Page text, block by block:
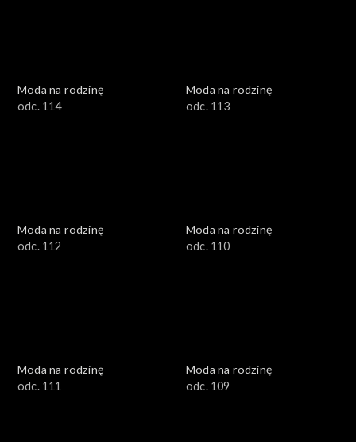
Moda na rodzinę
odc. 114
Moda na rodzinę
odc. 113
Moda na rodzinę
odc. 112
Moda na rodzinę
odc. 110
Moda na rodzinę
odc. 111
Moda na rodzinę
odc. 109